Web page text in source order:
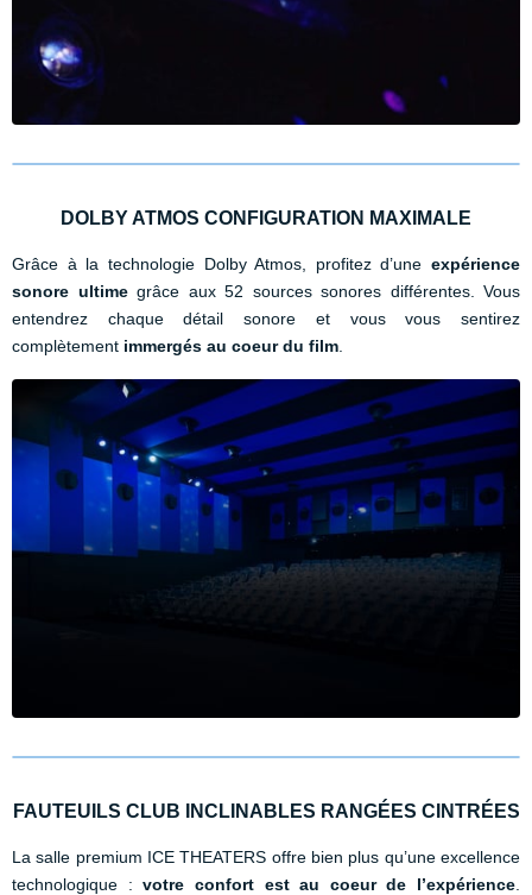
DOLBY ATMOS CONFIGURATION MAXIMALE
Grâce à la technologie Dolby Atmos, profitez d’une expérience
sonore ultimegrâce aux 52 sources sonores différentes. Vous
entendrez chaque détail sonore et vous vous sentirez
complètement immergés au coeur du film
FAUTEUILS CLUB INCLINABLES RANGÉES CINTRÉES
La salle premium ICE THEATERS offre bien plus qu’une excellence
technologique :votre confort est au coeur de l’expérience